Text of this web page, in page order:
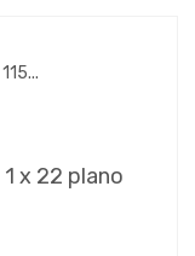
x 22 plano